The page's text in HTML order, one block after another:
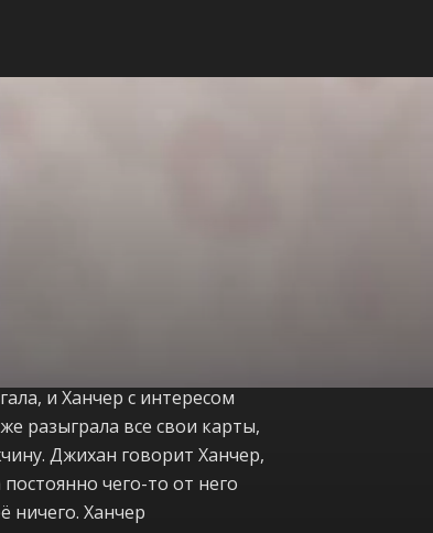
и Ханчер с интересом
разыграла все свои карты,
Джихан говорит Ханчер,
чего-то от него
ничего. Ханчер